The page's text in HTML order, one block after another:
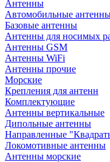
Антенны
Автомобильные
Базовые антенны
Антенны для носимых
Антенны GSM
Антенны WiFi
Антенны прочие
Морские
Крепления для антенн
Комплектующие
Антенны вертикальные
Дипольные антенны
Направленные
Локомотивные антенны
Антенны морские